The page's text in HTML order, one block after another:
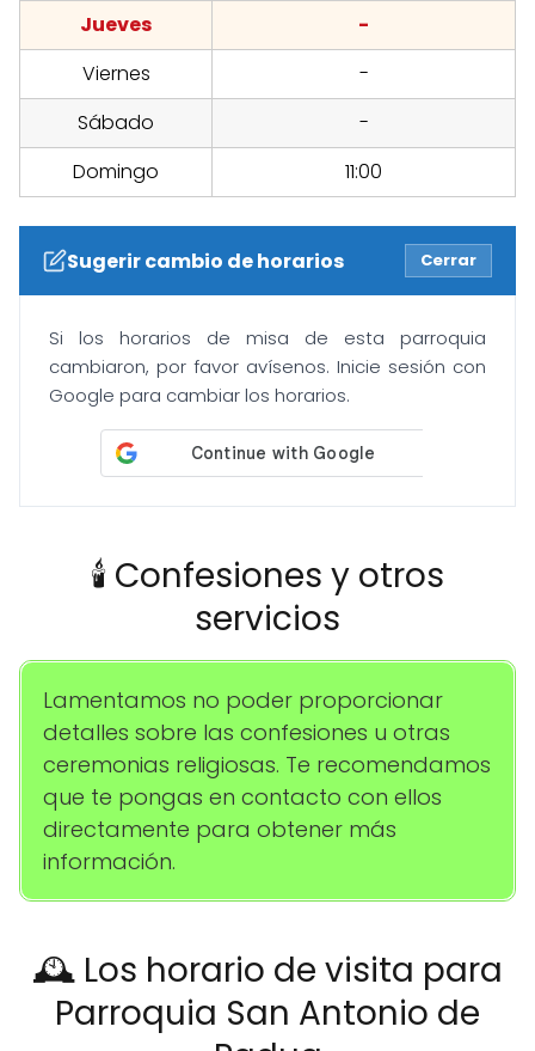
Jueves
-
Viernes
-
Sábado
-
Domingo
11:00
Sugerir cambio de horarios Cerrar
Si los horarios de misa de esta parroquia
cambiaron, por favor avísenos. Inicie sesión con
Google para cambiar los horarios.
🕯️ Confesiones y otros
servicios
Lamentamos no poder proporcionar
detalles sobre las confesiones u otras
ceremonias religiosas. Te recomendamos
que te pongas en contacto con ellos
directamente para obtener más
información.
🕰️ Los horario de visita para
Parroquia San Antonio de